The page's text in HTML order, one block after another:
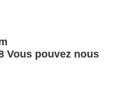
Vous pouvez nous